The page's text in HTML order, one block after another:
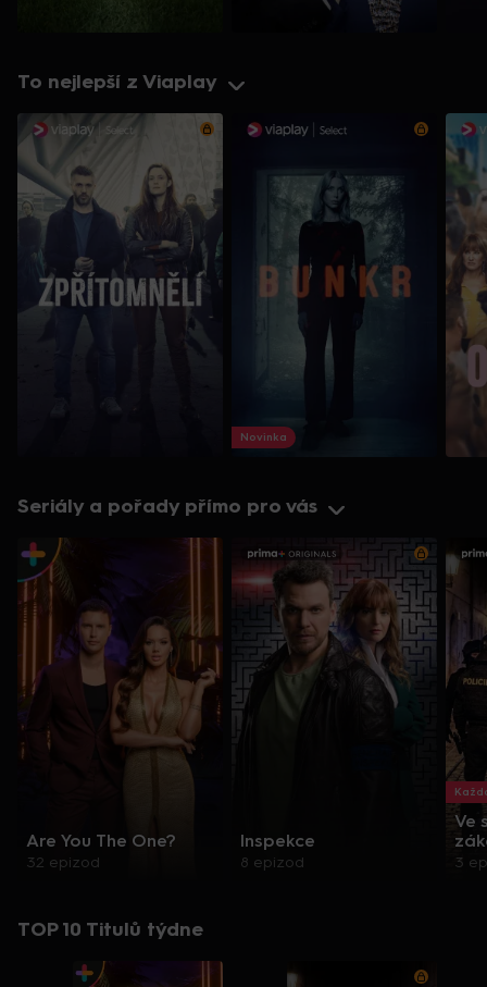
To nejlepší z Viaplay
Novinka
Seriály a pořady přímo pro vás
Are You The One?
32 epizod
Inspekce
8 epizod
Ve
3
TOP 10 Titulů týdne